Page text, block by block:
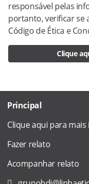
responsável pelas
portanto, verificar se
Código de Ética e
Clique
Principal
Clique aqui para
Fazer relato
Acompanhar relato